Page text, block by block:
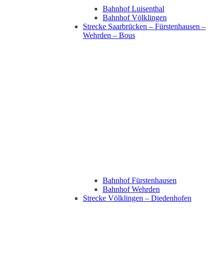
Bahnhof Luisenthal
Bahnhof Völklingen
Strecke Saarbrücken – Fürstenhausen –
Wehrden – Bous
Bahnhof Fürstenhausen
Bahnhof Wehrden
Strecke Völklingen – Diedenhofen